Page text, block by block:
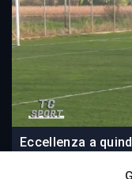
Eccellenza a